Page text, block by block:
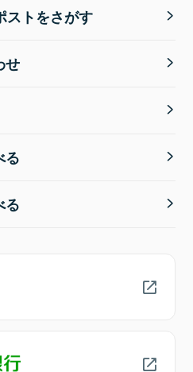
ストをさがす
せ
る
る